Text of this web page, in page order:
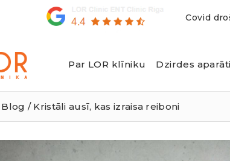
Covid
Par LOR klīniku Dzirdes aparāti
Blog / Kristāli ausī, kas izraisa reiboni